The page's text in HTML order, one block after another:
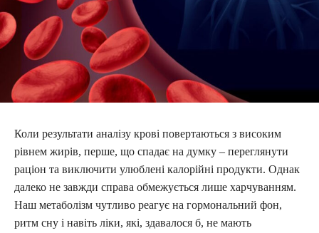
Коли результати аналізу крові повертаються з високим
рівнем жирів, перше, що спадає на думку – переглянути
раціон та виключити улюблені калорійні продукти. Однак
далеко не завжди справа обмежується лише харчуванням.
Наш метаболізм чутливо реагує на гормональний фон,
ритм сну і навіть ліки, які, здавалося б, не мають